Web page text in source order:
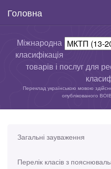
Головна
Міжнародна
класифікація
товарів і послуг для
Переклад українською мовою
опублікованого
Загальні зауваження
Перелік класів з